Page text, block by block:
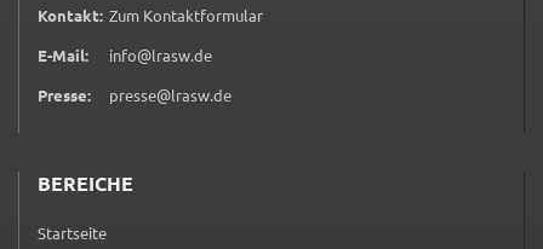
Kontakt: Zum Kontaktformular(öffnet in neuem Tab)
E-Mail:
info@lrasw.de
Presse:
presse@lrasw.de
BEREICHE
Startseite